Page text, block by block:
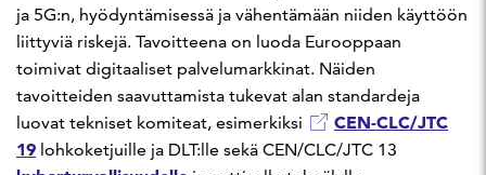
ja 5G:n, hyödyntämisessä ja vähentämään niiden käyttöön
liittyviä riskejä. Tavoitteena on luoda Eurooppaan
toimivat digitaaliset palvelumarkkinat. Näiden
tavoitteiden saavuttamista tukevat alan standardeja
luovat tekniset komiteat, esimerkiksi
CEN-CLC/JTC
19 lohkoketjuille ja DLT:lle sekä CEN/CLC/JTC 13